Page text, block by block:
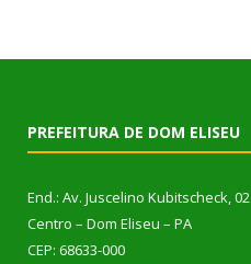
PREFEITURA DE DOM ELISEU
End.: Av. Juscelino Kubitscheck, 02
Centro – Dom Eliseu – PA
CEP: 68633-000